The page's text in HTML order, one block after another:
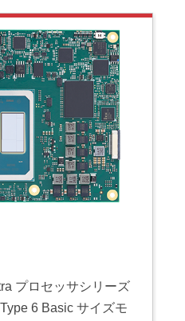
プロセッサシリーズ
6 Basic サイズモ